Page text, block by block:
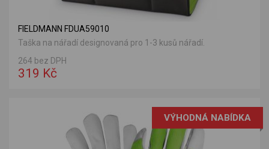
FIELDMANN FDUA59010
Taška na nářadí designovaná pro 1-3 kusů nářadí.
264 bez DPH
319 Kč
VÝHODNÁ NABÍDKA